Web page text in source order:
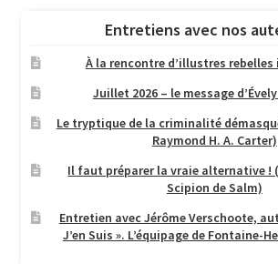
Entretiens avec nos
À la rencontre d’illustres
Juillet 2026 – le message
Le tryptique de la criminalité
Raymond H. A. Carter)
Il faut préparer la vraie alternative !
Scipion de Salm)
Entretien avec Jérôme Verschoote,
J’en Suis ». L’équipage de Fontaine-